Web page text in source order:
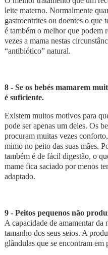
leite materno. Normalmente
gastroentrites ou doentes o que
é também o melhor que podem
vezes a mama nestas
“antibiótico” natural.
8 - Se os bebés mamarem
é suficiente.
Existem muitos motivos para
pode ser apenas um deles. Os
procuram muitas vezes
mimo no peito das suas mães.
também é de fácil digestão, o
mame fica saciado por menos
adaptado.
9 - Peitos pequenos não
A capacidade de amamentar da
tamanho dos seus seios. A
glândulas que se encontram em